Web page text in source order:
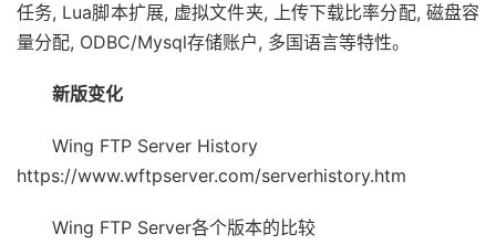
任务, Lua脚本扩展, 虚拟文件夹, 上传下载比率分配, 磁盘容
量分配, ODBC/Mysql存储账户, 多国语言等特性。
新版变化
Wing FTP Server History
https://www.wftpserver.com/serverhistory.htm
Wing FTP Server各个版本的比较